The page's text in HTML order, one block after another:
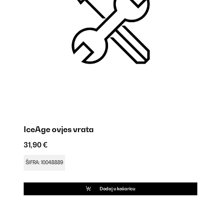
IceAge ovjes vrata
31,90 €
ŠIFRA: 10048889
Dodaj u košaricu